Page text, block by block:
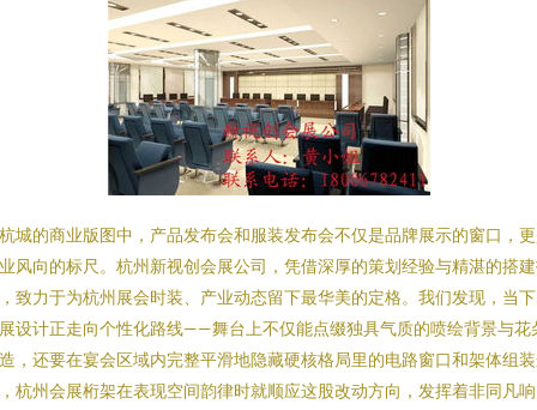
城的商业版图中，产品发布会和服装发布会不仅是品牌展示的窗口，
风向的标尺。杭州新视创会展公司，凭借深厚的策划经验与精湛的搭
致力于为杭州展会时装、产业动态留下最华美的定格。我们发现，当
设计正走向个性化路线——舞台上不仅能点缀独具气质的喷绘背景与花
，还要在宴会区域内完整平滑地隐藏硬核格局里的电路窗口和架体组
杭州会展桁架在表现空间韵律时就顺应这股改动方向，发挥着非同凡